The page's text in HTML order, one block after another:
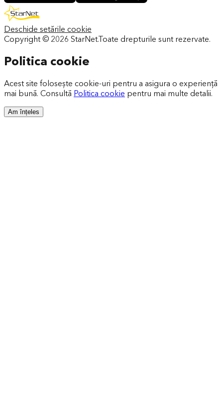
Deschide setările cookie
Copyright © 2026 StarNet.Toate drepturile sunt rezervate.
Politica cookie
Acest site folosește cookie-uri pentru a asigura o experiență
mai bună. Consultă Politica cookie pentru mai multe detalii.
Am înțeles